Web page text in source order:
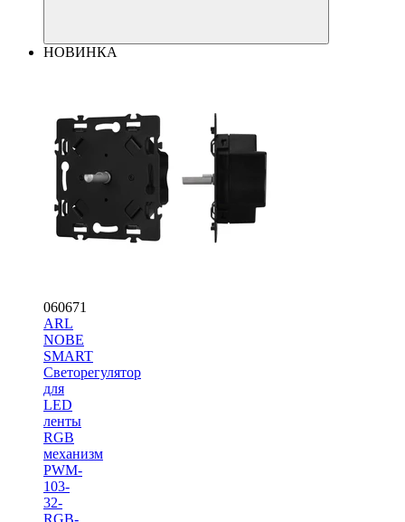
НОВИНКА
060671
ARL
NOBE
SMART
Светорегулятор
для
LED
ленты
RGB
механизм
PWM-
103-
32-